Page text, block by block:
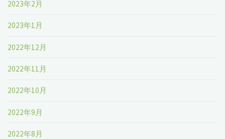
2023年2月
2023年1月
2022年12月
2022年11月
2022年10月
2022年9月
2022年8月